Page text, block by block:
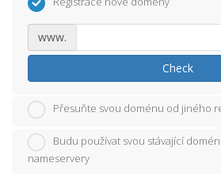
www.
Check
Přesuňte svou doménu od jiného
Budu používat svou stávající
nameservery